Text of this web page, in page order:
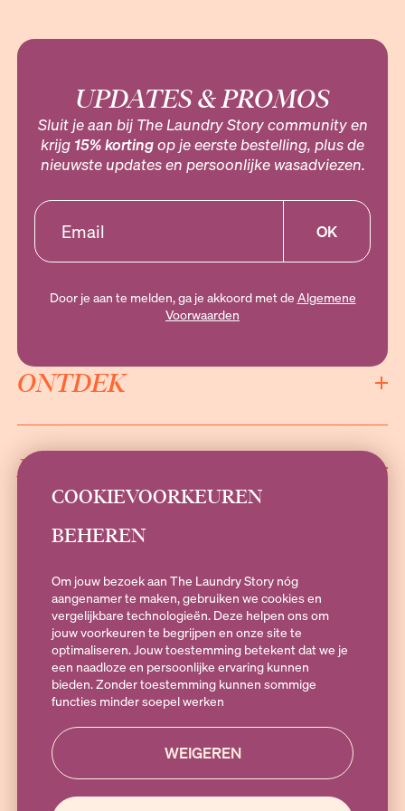
UPDATES & PROMOS
Sluit je aan bij The Laundry Story community en
krijg 15% kortingop je eerste bestelling, plus de
nieuwste updates en persoonlijke wasadviezen.
OK
Door je aan te melden, ga je akkoord met de Algemene
Voorwaarden
ONTDEK
INFORMATIE
SOCIALS
Heb je vragen?
Stuur een e-mail naarhallo@theLaundryStory.nlof Whatsapp naar
+316 19 79 25 10. Bereikbaar op Maandag t/m vrijdag 09:00-17:00
COOKIEVOORKEUREN
BEHEREN
Om jouw bezoek aan The Laundry Story nóg
aangenamer te maken, gebruiken we cookies en
vergelijkbare technologieën. Deze helpen ons om
jouw voorkeuren te begrijpen en onze site te
optimaliseren. Jouw toestemming betekent dat we je
een naadloze en persoonlijke ervaring kunnen
bieden. Zonder toestemming kunnen sommige
functies minder soepel werken
WEIGEREN